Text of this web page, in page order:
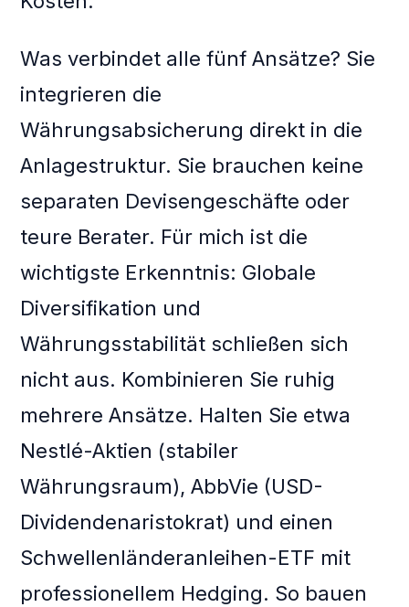
Was verbindet alle fünf Ansätze? Sie
integrieren die
Währungsabsicherung direkt in die
Anlagestruktur. Sie brauchen keine
separaten Devisengeschäfte oder
teure Berater. Für mich ist die
wichtigste Erkenntnis: Globale
Diversifikation und
Währungsstabilität schließen sich
nicht aus. Kombinieren Sie ruhig
mehrere Ansätze. Halten Sie etwa
Nestlé-Aktien (stabiler
Währungsraum), AbbVie (USD-
Dividendenaristokrat) und einen
Schwellenländeranleihen-ETF mit
professionellem Hedging. So bauen